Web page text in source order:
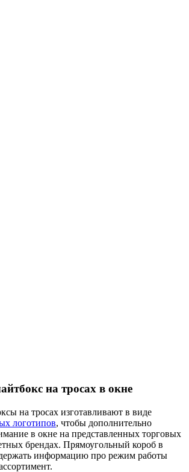
на тросах в окне
на тросах изготавливают в виде
логотипов, чтобы дополнительно
в окне на представленных торговых
брендах. Прямоугольный короб в
информацию про режим работы